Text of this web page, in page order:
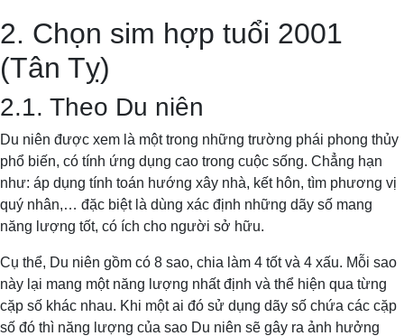
2. Chọn sim hợp tuổi 2001
(Tân Tỵ)
2.1. Theo Du niên
Du niên được xem là một trong những trường phái phong thủy
phổ biến, có tính ứng dụng cao trong cuộc sống. Chẳng hạn
như: áp dụng tính toán hướng xây nhà, kết hôn, tìm phương vị
quý nhân,… đặc biệt là dùng xác định những dãy số mang
năng lượng tốt, có ích cho người sở hữu.
Cụ thể, Du niên gồm có 8 sao, chia làm 4 tốt và 4 xấu. Mỗi sao
này lại mang một năng lượng nhất định và thể hiện qua từng
cặp số khác nhau. Khi một ai đó sử dụng dãy số chứa các cặp
số đó thì năng lượng của sao Du niên sẽ gây ra ảnh hưởng